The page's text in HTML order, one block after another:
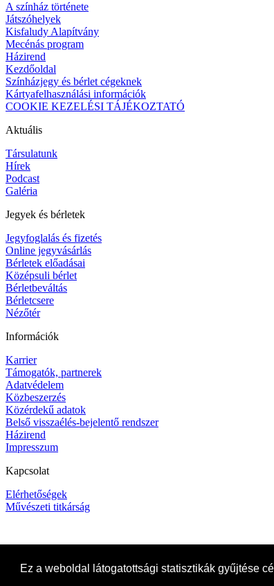
Ez a weboldal látogatottsági statisztikák gyűjtése
A színház története
Játszóhelyek
Kisfaludy Alapítvány
Mecénás program
Házirend
Kezdőoldal
Színházjegy és bérlet cégeknek
Kártyafelhasználási információk
COOKIE KEZELÉSI TÁJÉKOZTATÓ
Aktuális
Társulatunk
Hírek
Podcast
Galéria
Jegyek és bérletek
Jegyfoglalás és fizetés
Online jegyvásárlás
Bérletek előadásai
Középsuli bérlet
Bérletbeváltás
Bérletcsere
Nézőtér
Információk
Karrier
Támogatók, partnerek
Adatvédelem
Közbeszerzés
Közérdekű adatok
Belső visszaélés-bejelentő rendszer
Házirend
Impresszum
Kapcsolat
Elérhetőségek
Művészeti titkárság
Próbatábla